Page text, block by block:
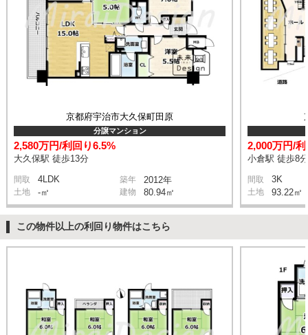
京都府宇治市大久保町田原
分譲マンション
2,580万円/利回り6.5%
大久保駅 徒歩13分
間取 4LDK 築年 2012年
土地 -㎡ 建物 80.94㎡
2,000万円/
小倉駅 徒歩8分
間取 3K
土地 93.22㎡
この物件以上の利回り物件はこちら